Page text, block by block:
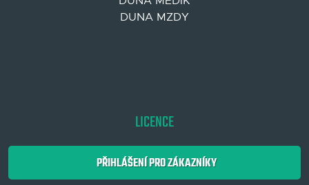
DUNA MZDY
LICENCE
PŘIHLÁŠENÍ PRO ZÁKAZNÍKY